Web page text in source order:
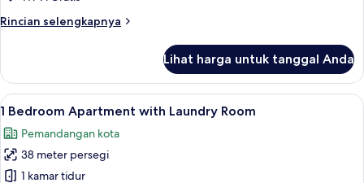
Rincian selengkapnya
Rincian
Studio,
kamar
Lihat harga untuk tanggal Anda
Lihat
semua
foto
untuk
Brankas, meja kerja, ruang kerja
17
1 Bedroom Apartment with Laundry Room
Pemandangan kota
38 meter persegi
1 kamar tidur